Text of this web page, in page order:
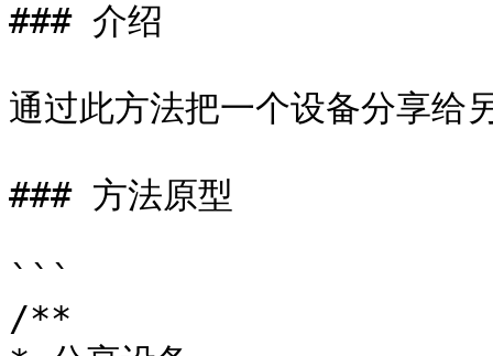
### 介绍
通过此方法把一个设备分享给
### 方法原型
```
/**